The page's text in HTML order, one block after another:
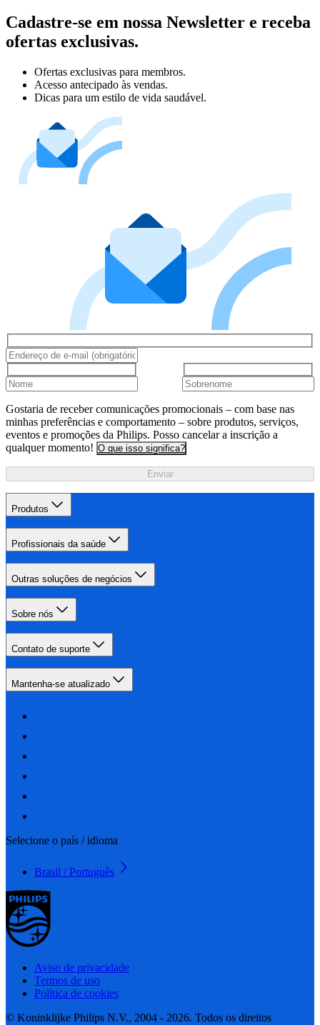
Cadastre-se em nossa Newsletter e receba
ofertas exclusivas.
Ofertas exclusivas para membros.
Acesso antecipado às vendas.
Dicas para um estilo de vida saudável.
Gostaria de receber comunicações promocionais – com base nas
minhas preferências e comportamento – sobre produtos, serviços,
eventos e promoções da Philips. Posso cancelar a inscrição a
qualquer momento! O que isso significa?
Enviar
Produtos
Profissionais da saúde
Outras soluções de negócios
Sobre nós
Contato de suporte
Mantenha-se atualizado
Selecione o país / idioma
Brasil / Português
Aviso de privacidade
Termos de uso
Política de cookies
© Koninklijke Philips N.V., 2004 - 2026. Todos os direitos